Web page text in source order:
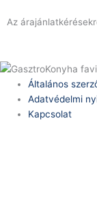
Az
Általános
Adatvédelmi
Kapcsolat